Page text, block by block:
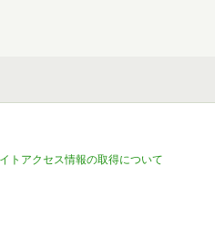
トアクセス情報の取得について